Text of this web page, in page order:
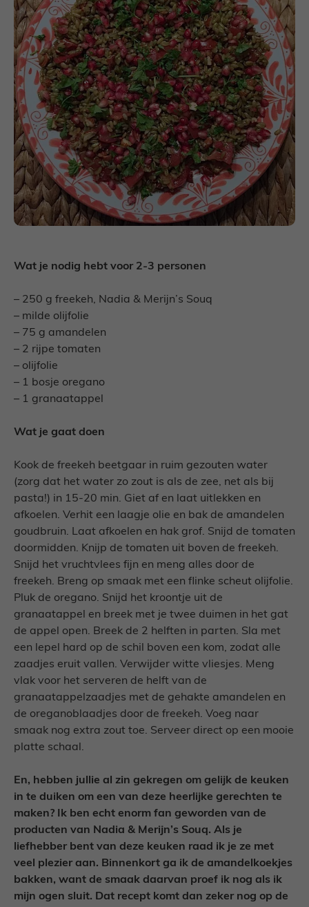
Wat je nodig hebt voor 2-3 personen
– 250 g freekeh, Nadia & Merijn’s Souq
– milde olijfolie
– 75 g amandelen
– 2 rijpe tomaten
– olijfolie
– 1 bosje oregano
– 1 granaatappel
Wat je gaat doen
Kook de freekeh beetgaar in ruim gezouten water
(zorg dat het water zo zout is als de zee, net als bij
pasta!) in 15-20 min. Giet af en laat uitlekken en
afkoelen. Verhit een laagje olie en bak de amandelen
goudbruin. Laat afkoelen en hak grof. Snijd de tomaten
doormidden. Knijp de tomaten uit boven de freekeh.
Snijd het vruchtvlees fijn en meng alles door de
freekeh. Breng op smaak met een flinke scheut olijfolie.
Pluk de oregano. Snijd het kroontje uit de
granaatappel en breek met je twee duimen in het gat
de appel open. Breek de 2 helften in parten. Sla met
een lepel hard op de schil boven een kom, zodat alle
zaadjes eruit vallen. Verwijder witte vliesjes. Meng
vlak voor het serveren de helft van de
granaatappelzaadjes met de gehakte amandelen en
de oreganoblaadjes door de freekeh. Voeg naar
smaak nog extra zout toe. Serveer direct op een mooie
platte schaal.
En, hebben jullie al zin gekregen om gelijk de keuken
in te duiken om een van deze heerlijke gerechten te
maken? Ik ben echt enorm fan geworden van de
producten van Nadia & Merijn’s Souq. Als je
liefhebber bent van deze keuken raad ik je ze met
veel plezier aan. Binnenkort ga ik de amandelkoekjes
bakken, want de smaak daarvan proef ik nog als ik
mijn ogen sluit. Dat recept komt dan zeker nog op de